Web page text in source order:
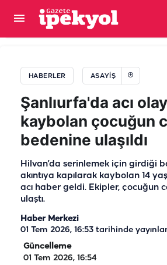
HABERLER ASAYIŞ
Şanlıurfa'da acı
kaybolan çocuğun
bedenine ulaşıldı
Hilvan’da serinlemek için girdiği
akıntıya kapılarak kaybolan 14
acı haber geldi. Ekipler, çocuğun
ulaştı.
Haber Merkezi
01 Tem 2026, 16:53 tarihinde
Güncelleme
01 Tem 2026, 16:54
Şanlıurfa'da otomobil ile